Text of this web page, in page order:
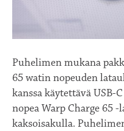
Puhelimen mukana
65 watin nopeuden
kanssa käytettävä USB-
nopea Warp Charge 65
kaksoisakulla.